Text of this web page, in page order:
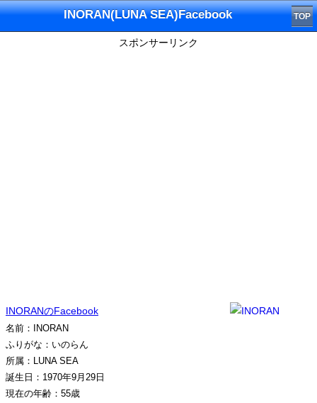
INORAN(LUNA SEA)Facebook TOP
スポンサーリンク
INORANのFacebook
名前：INORAN
ふりがな：いのらん
所属：LUNA SEA
誕生日：1970年9月29日
現在の年齢：55歳